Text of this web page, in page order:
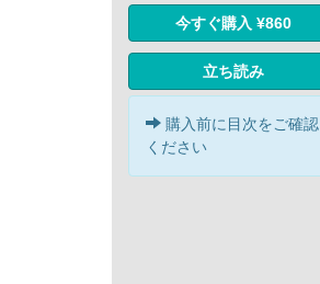
今すぐ購入 ¥860
立ち読み
購入前に目次をご確認
ください